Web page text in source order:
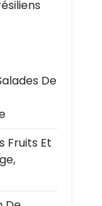
De
Fruits Et